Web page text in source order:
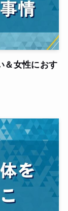
＆女性におす